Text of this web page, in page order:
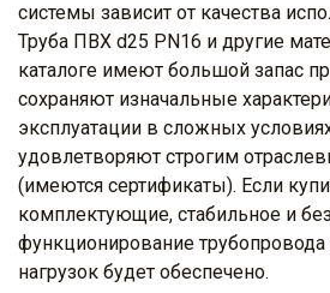
системы зависит от качества
Труба ПВХ d25 PN16 и другие
каталоге имеют большой запас
сохраняют изначальные
эксплуатации в сложных
удовлетворяют строгим
(имеются сертификаты). Если
комплектующие, стабильное и
функционирование
нагрузок будет обеспечено.